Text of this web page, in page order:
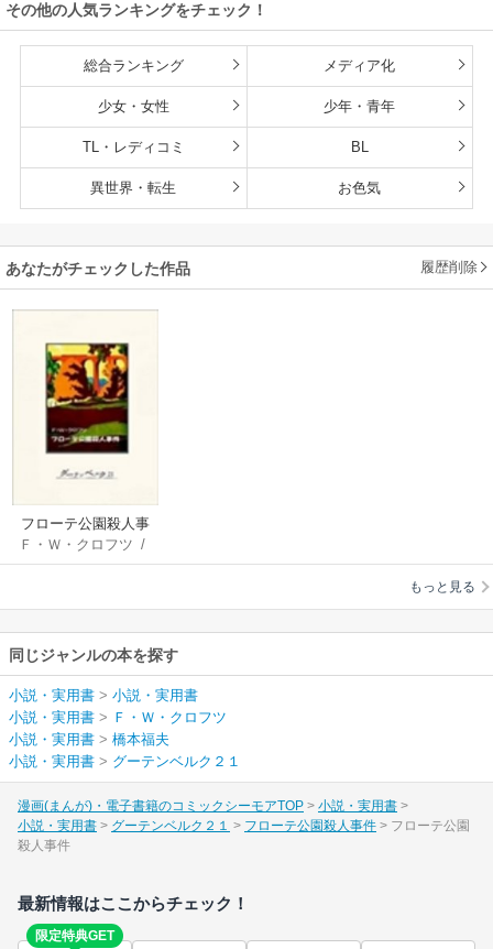
その他の人気ランキングをチェック！
総合ランキング メディア化
少女・女性 少年・青年
TL・レディコミ BL
異世界・転生 お色気
あなたがチェックした作品 履歴削除
フローテ公園殺人事
件
Ｆ・Ｗ・クロフツ /
橋本福夫
もっと見る
同じジャンルの本を探す
小説・実用書 > 小説・実用書
小説・実用書 > Ｆ・Ｗ・クロフツ
小説・実用書 > 橋本福夫
小説・実用書 > グーテンベルク２１
漫画(まんが)・電子書籍のコミックシーモアTOP
小説・実用書
小説・実用書
グーテンベルク２１ フローテ公園殺人事件
フローテ公園
殺人事件
最新情報はここからチェック！
限定特典GET